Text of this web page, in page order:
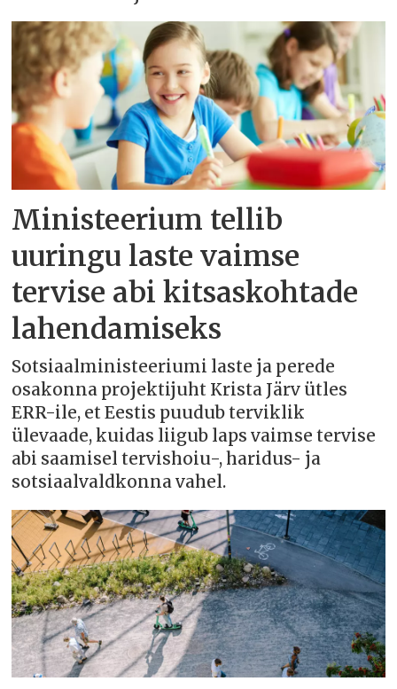
Ministeerium tellib
uuringu laste vaimse
tervise abi kitsaskohtade
lahendamiseks
Sotsiaalministeeriumi laste ja perede
osakonna projektijuht Krista Järv ütles
ERR-ile, et Eestis puudub terviklik
ülevaade, kuidas liigub laps vaimse tervise
abi saamisel tervishoiu-, haridus- ja
sotsiaalvaldkonna vahel.